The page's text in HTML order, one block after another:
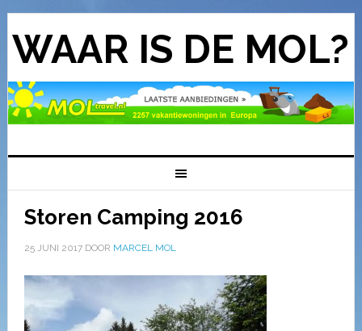
WAAR IS DE MOL?
Storen Camping 2016
25 JUNI 2017DOOR MARCEL MOL